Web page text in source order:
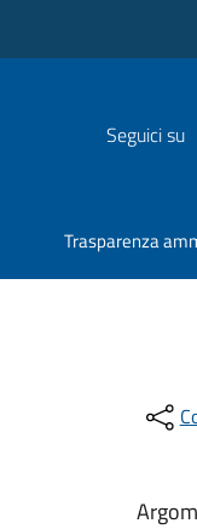
Seguici su
Trasparenza